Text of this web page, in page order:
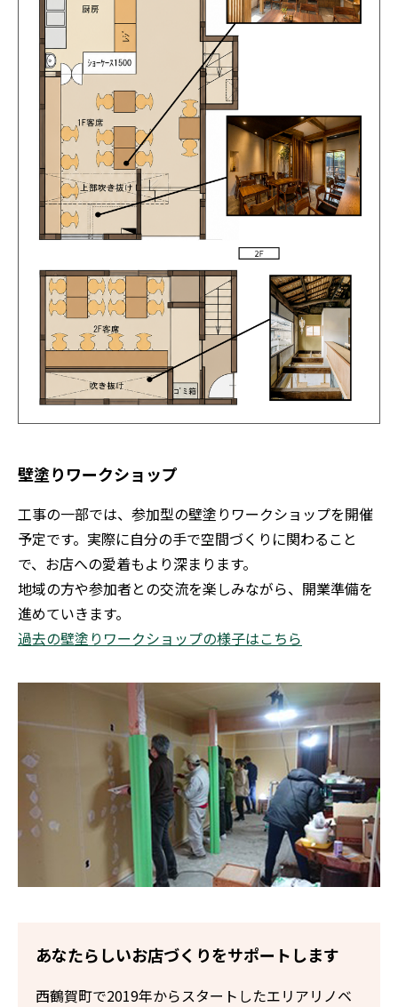
壁塗りワークショップ
工事の一部では、参加型の壁塗りワークショップを開催
予定です。実際に自分の手で空間づくりに関わること
で、お店への愛着もより深まります。
地域の方や参加者との交流を楽しみながら、開業準備を
進めていきます。
過去の壁塗りワークショップの様子はこちら
あなたらしいお店づくりをサポートします
西鶴賀町で2019年からスタートしたエリアリノベ